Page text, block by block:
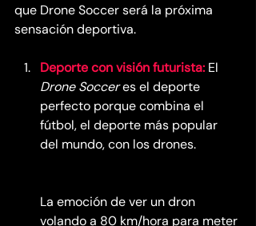
que Drone Soccer será la próxima
sensación deportiva.
Deporte con visión futurista: El
Drone Socceres el deporte
perfecto porque combina el
fútbol, el deporte más popular
del mundo, con los drones.
La emoción de ver un dron
volando a 80 km/hora para meter